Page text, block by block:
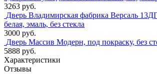
3263 руб.
Дверь Владимирская фабрика Версаль
белая, эмаль, без стекла
3000 руб.
Дверь Массив Модерн, под покраску, без
5888 руб.
Характеристики
Отзывы